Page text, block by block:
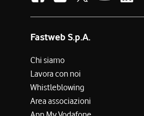
Fastweb S.p.A.
Chi siamo
Lavora con noi
Whistleblowing
Area associazioni